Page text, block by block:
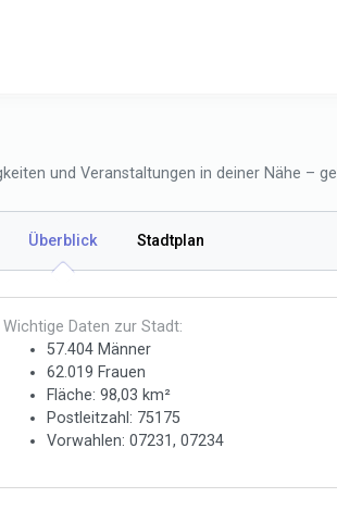
und Veranstaltungen in deiner Nähe –
Überblick Stadtplan
Wichtige Daten zur Stadt:
57.404 Männer
62.019 Frauen
Fläche: 98,03 km²
Postleitzahl: 75175
Vorwahlen: 07231, 07234